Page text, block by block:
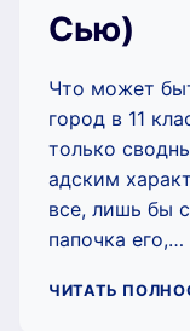
Сью)
Что может
город в 11
только
адским
все, лишь бы
папочка его,…
ЧИТАТЬ